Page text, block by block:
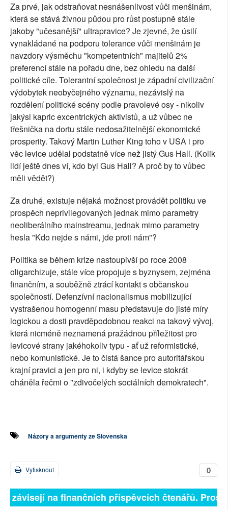
Za prvé, jak odstraňovat nesnášenlivost vůči menšinám,
která se stává živnou půdou pro růst postupně stále
jakoby "učesanější" ultrapravice? Je zjevné, že úsilí
vynakládané na podporu tolerance vůči menšinám je
navzdory výsměchu "kompetentních" majitelů 2%
preferencí stále na pořadu dne, bez ohledu na další
politické cíle. Tolerantní společnost je západní civilizační
výdobytek neobyčejného významu, nezávislý na
rozdělení politické scény podle pravolevé osy - nikoliv
jakýsi kapric excentrických aktivistů, a už vůbec ne
třešnička na dortu stále nedosažitelnější ekonomické
prosperity. Takový Martin Luther King toho v USA i pro
věc levice udělal podstatně více než jistý Gus Hall. (Kolik
lidí ještě dnes ví, kdo byl Gus Hall? A proč by to vůbec
měli vědět?)
Za druhé, existuje nějaká možnost provádět politiku ve
prospěch neprivilegovaných jednak mimo parametry
neoliberálního mainstreamu, jednak mimo parametry
hesla "Kdo nejde s námi, jde proti nám"?
Politika se během krize nastoupivší po roce 2008
oligarchizuje, stále více propojuje s byznysem, zejména
finančním, a souběžně ztrácí kontakt s občanskou
společností. Defenzívní nacionalismus mobilizující
vystrašenou homogenní masu představuje do jisté míry
logickou a dosti pravděpodobnou reakci na takový vývoj,
která nicméně neznamená pražádnou příležitost pro
levicové strany jakéhokoliv typu - ať už reformistické,
nebo komunistické. Je to čistá šance pro autoritářskou
krajní pravici a jen pro ni, i kdyby se levice stokrát
oháněla řečmi o "zdivočelých sociálních demokratech".
Názory a argumenty ze Slovenska
0
Vytisknout
závisejí na finančních příspěvcích čtenářů.